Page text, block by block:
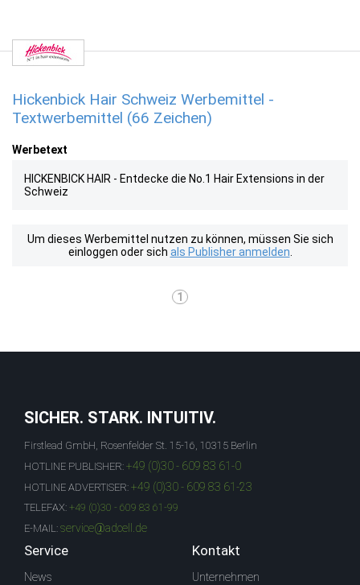
Hickenbick Hair Schweiz Werbemittel -
Textwerbemittel (66 Zeichen)
Werbetext
HICKENBICK HAIR - Entdecke die No.1 Hair Extensions in der
Schweiz
Um dieses Werbemittel nutzen zu können, müssen Sie sich
einloggen oder sich als Publisher anmelden
1
SICHER. STARK. INTUITIV.
Firstlead GmbH, Rosenfelder St. 15-16, 10315 Berlin
HOTLINE PUBLISHER: +49 (0)30 - 609 83 61-0
HOTLINE ADVERTISER: +49 (0)30 - 609 83 61-23
TELEFAX: +49 (0)30 - 609 83 61-99
E-MAIL: service@adcell.de
Service
News
Kontakt
Unternehmen